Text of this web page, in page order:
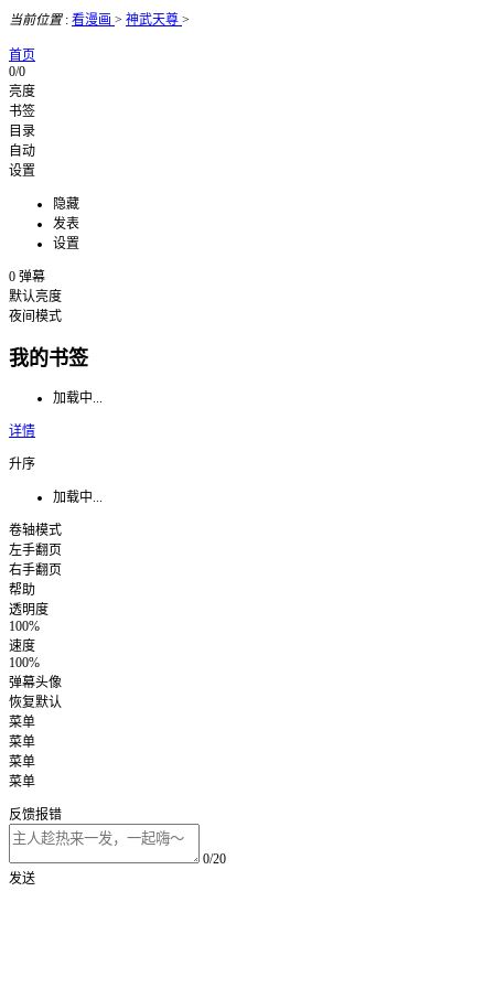
当前位置: 看漫画 > 神武天尊 >
首页
0/0
亮度
书签
目录
自动
设置
隐藏
发表
设置
0 弹幕
默认亮度
夜间模式
我的书签
加载中...
详情
升序
加载中...
卷轴模式
左手翻页
右手翻页
帮助
透明度
100%
速度
100%
弹幕头像
恢复默认
菜单
菜单
菜单
菜单
反馈报错
0/20
发送